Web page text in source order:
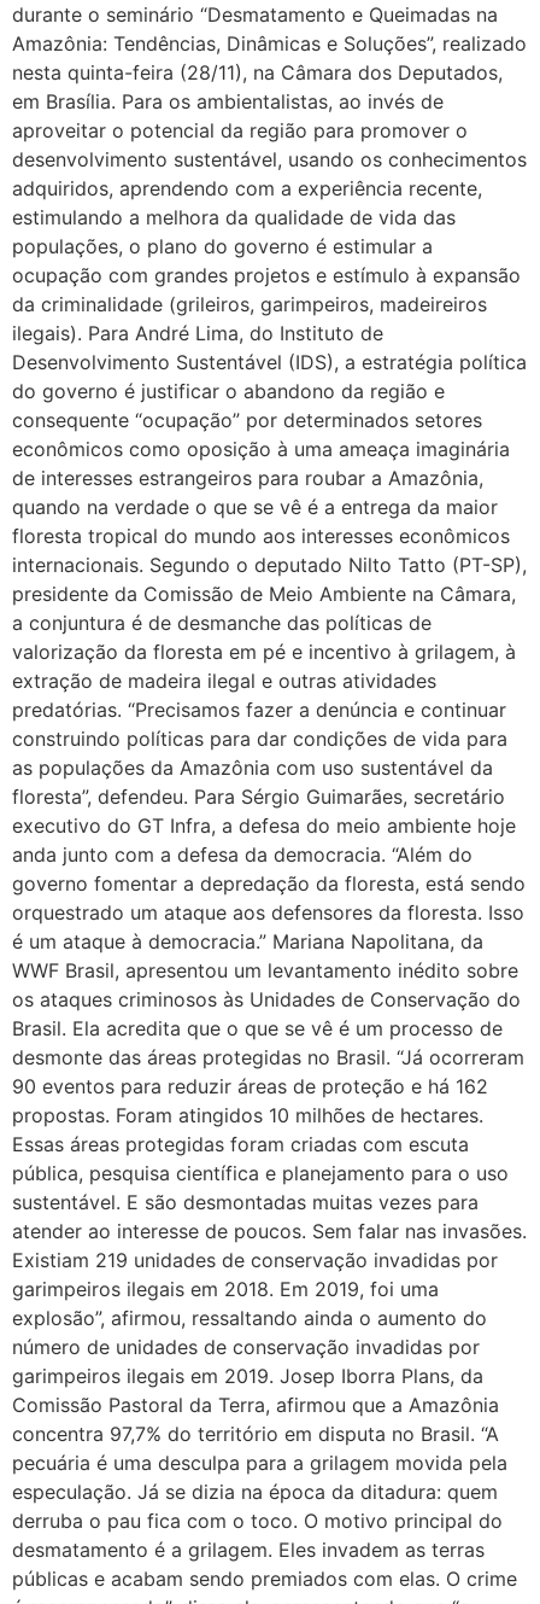
durante o seminário “Desmatamento e Queimadas na
Amazônia: Tendências, Dinâmicas e Soluções”, realizado
nesta quinta-feira (28/11), na Câmara dos Deputados,
em Brasília. Para os ambientalistas, ao invés de
aproveitar o potencial da região para promover o
desenvolvimento sustentável, usando os conhecimentos
adquiridos, aprendendo com a experiência recente,
estimulando a melhora da qualidade de vida das
populações, o plano do governo é estimular a
ocupação com grandes projetos e estímulo à expansão
da criminalidade (grileiros, garimpeiros, madeireiros
ilegais). Para André Lima, do Instituto de
Desenvolvimento Sustentável (IDS), a estratégia política
do governo é justificar o abandono da região e
consequente “ocupação” por determinados setores
econômicos como oposição à uma ameaça imaginária
de interesses estrangeiros para roubar a Amazônia,
quando na verdade o que se vê é a entrega da maior
floresta tropical do mundo aos interesses econômicos
internacionais. Segundo o deputado Nilto Tatto (PT-SP),
presidente da Comissão de Meio Ambiente na Câmara,
a conjuntura é de desmanche das políticas de
valorização da floresta em pé e incentivo à grilagem, à
extração de madeira ilegal e outras atividades
predatórias. “Precisamos fazer a denúncia e continuar
construindo políticas para dar condições de vida para
as populações da Amazônia com uso sustentável da
floresta”, defendeu. Para Sérgio Guimarães, secretário
executivo do GT Infra, a defesa do meio ambiente hoje
anda junto com a defesa da democracia. “Além do
governo fomentar a depredação da floresta, está sendo
orquestrado um ataque aos defensores da floresta. Isso
é um ataque à democracia.” Mariana Napolitana, da
WWF Brasil, apresentou um levantamento inédito sobre
os ataques criminosos às Unidades de Conservação do
Brasil. Ela acredita que o que se vê é um processo de
desmonte das áreas protegidas no Brasil. “Já ocorreram
90 eventos para reduzir áreas de proteção e há 162
propostas. Foram atingidos 10 milhões de hectares.
Essas áreas protegidas foram criadas com escuta
pública, pesquisa científica e planejamento para o uso
sustentável. E são desmontadas muitas vezes para
atender ao interesse de poucos. Sem falar nas invasões.
Existiam 219 unidades de conservação invadidas por
garimpeiros ilegais em 2018. Em 2019, foi uma
explosão”, afirmou, ressaltando ainda o aumento do
número de unidades de conservação invadidas por
garimpeiros ilegais em 2019. Josep Iborra Plans, da
Comissão Pastoral da Terra, afirmou que a Amazônia
concentra 97,7% do território em disputa no Brasil. “A
pecuária é uma desculpa para a grilagem movida pela
especulação. Já se dizia na época da ditadura: quem
derruba o pau fica com o toco. O motivo principal do
desmatamento é a grilagem. Eles invadem as terras
públicas e acabam sendo premiados com elas. O crime